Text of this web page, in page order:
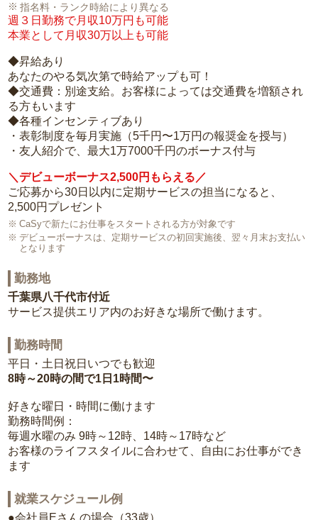
指名料・ランク時給により異なる
週３日勤務で月収10万円も可能
本業として月収30万以上も可能
◆昇給あり
あなたのやる気次第で時給アップも可！
◆交通費：別途支給。お客様によっては交通費を増額され
る方もいます
◆各種インセンティブあり
・表彰制度を毎月実施（5千円〜1万円の報奨金を授与）
・友人紹介で、最大1万7000千円のボーナス付与
＼デビューボーナス2,500円もらえる／
ご応募から30日以内に定期サービスの担当になると、
2,500円プレゼント
CaSyで新たにお仕事をスタートされる方が対象です
デビューボーナスは、定期サービスの初回実施後、翌々月末お支払い
となります
勤務地
千葉県八千代市付近
サービス提供エリア内のお好きな場所で働けます。
勤務時間
平日・土日祝日いつでも歓迎
8時～20時の間で1日1時間〜
好きな曜日・時間に働けます
勤務時間例：
毎週水曜のみ 9時～12時、14時～17時など
お客様のライフスタイルに合わせて、自由にお仕事ができ
ます
就業スケジュール例